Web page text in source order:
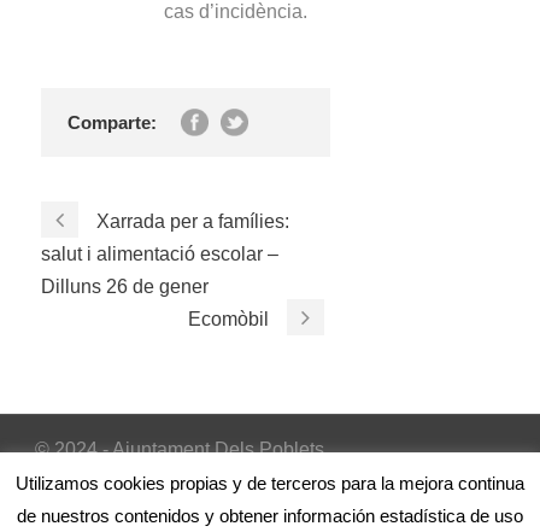
cas d’incidència.
Comparte:
Xarrada per a famílies:
salut i alimentació escolar –
Dilluns 26 de gener
Ecomòbil
© 2024 - Ajuntament Dels Poblets
Inicio |Avís Legal |Política de cookies
Utilizamos cookies propias y de terceros para la mejora continua
de nuestros contenidos y obtener información estadística de uso